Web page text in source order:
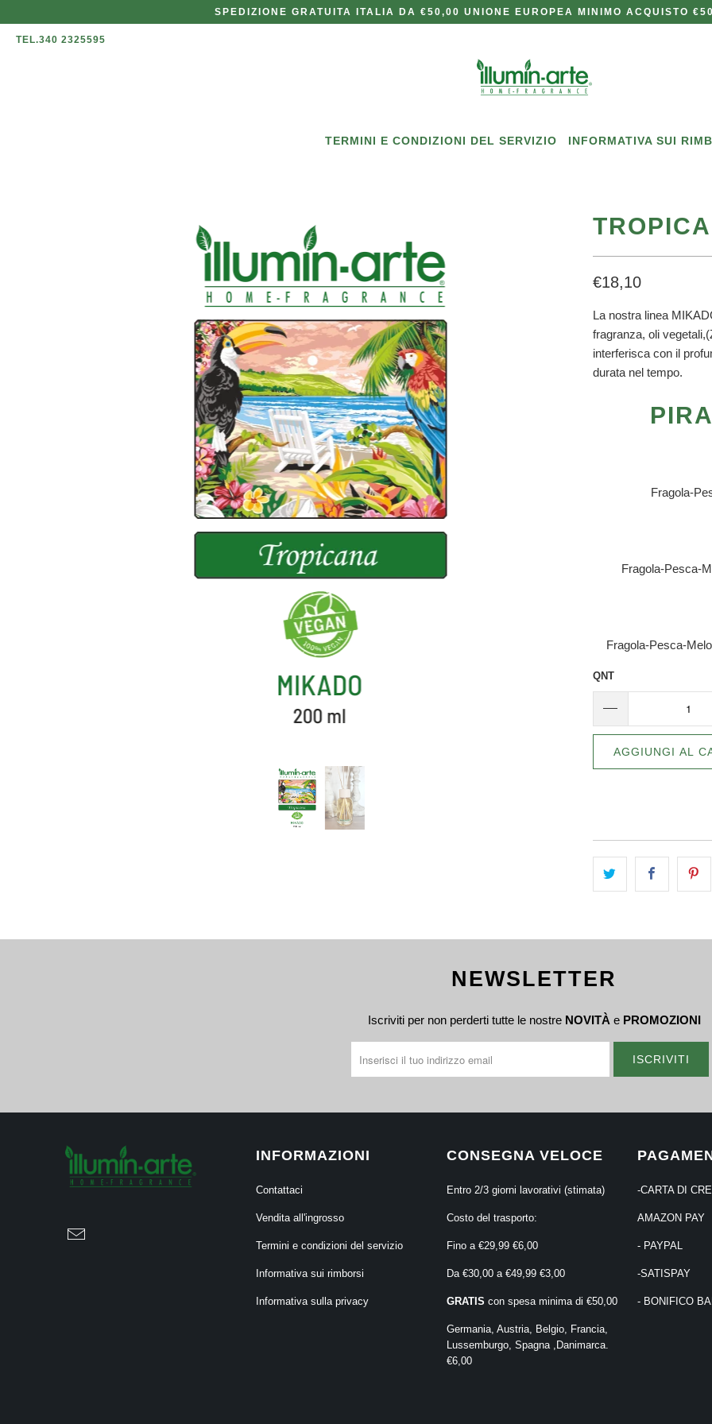
SPEDIZIONE GRATUITA ITALIA DA €50,00 UNIONE EUROPEA MINIMO ACQUISTO
TEL.340 2325595
TERMINI E CONDIZIONI DEL SERVIZIO INFORMATIVA SUI
€18,10
La nostra linea
fragranza, oli
interferisca con il
durata nel tempo.
Fragola-
Fragola-Pesca-
Fragola-Pesca-
QNT
AGGIUNGI AL
NEWSLETTER
Iscriviti per non perderti tutte le nostre NOVITÀ e PROMOZIONI
INFORMAZIONI
Contattaci
Vendita all'ingrosso
Termini e condizioni del servizio
Informativa sui rimborsi
Informativa sulla privacy
CONSEGNA VELOCE
Entro 2/3 giorni lavorativi (stimata)
Costo del trasporto:
Fino a €29,99 €6,00
Da €30,00 a €49,99 €3,00
GRATIS con spesa minima di €50,00
Germania, Austria, Belgio, Francia,
Lussemburgo, Spagna ,Danimarca.
€6,00
-CARTA DI
AMAZON PAY
- PAYPAL
-SATISPAY
- BONIFICO